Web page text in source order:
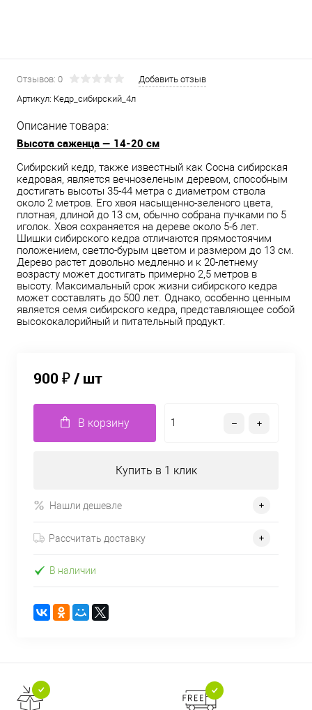
Отзывов: 0
Добавить отзыв
Артикул: Кедр_сибирский_4л
Описание товара:
Высота саженца — 14-20 см
Сибирский кедр, также известный как Сосна сибирская
кедровая, является вечнозеленым деревом, способным
достигать высоты 35-44 метра с диаметром ствола
около 2 метров. Его хвоя насыщенно-зеленого цвета,
плотная, длиной до 13 см, обычно собрана пучками по 5
иголок. Хвоя сохраняется на дереве около 5-6 лет.
Шишки сибирского кедра отличаются прямостоячим
положением, светло-бурым цветом и размером до 13 см.
Дерево растет довольно медленно и к 20-летнему
возрасту может достигать примерно 2,5 метров в
высоту. Максимальный срок жизни сибирского кедра
может составлять до 500 лет. Однако, особенно ценным
является семя сибирского кедра, представляющее собой
высококалорийный и питательный продукт.
900 ₽/ шт
В корзину
Купить в 1 клик
Нашли дешевле
Рассчитать доставку
В наличии